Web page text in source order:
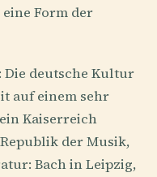
Form der
Die deutsche Kultur
auf einem sehr
Kaiserreich
der Musik,
Bach in Leipzig,